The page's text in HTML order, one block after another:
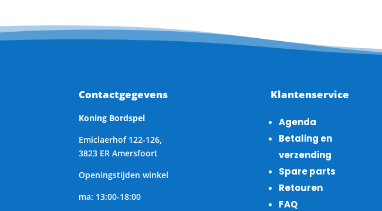
Contactgegevens
Koning Bordspel
Emiclaerhof 122-126,
3823 ER Amersfoort
Openingstijden winkel
ma: 13:00-18:00
Klantenservice
Agenda
Betaling en
verzending
Spare parts
Retouren
FAQ